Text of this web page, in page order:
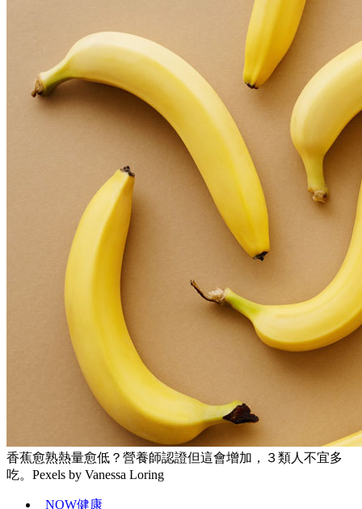
香蕉愈熟熱量愈低？營養師認證但這會增加，３類人不宜多
吃。Pexels by Vanessa Loring
NOW健康